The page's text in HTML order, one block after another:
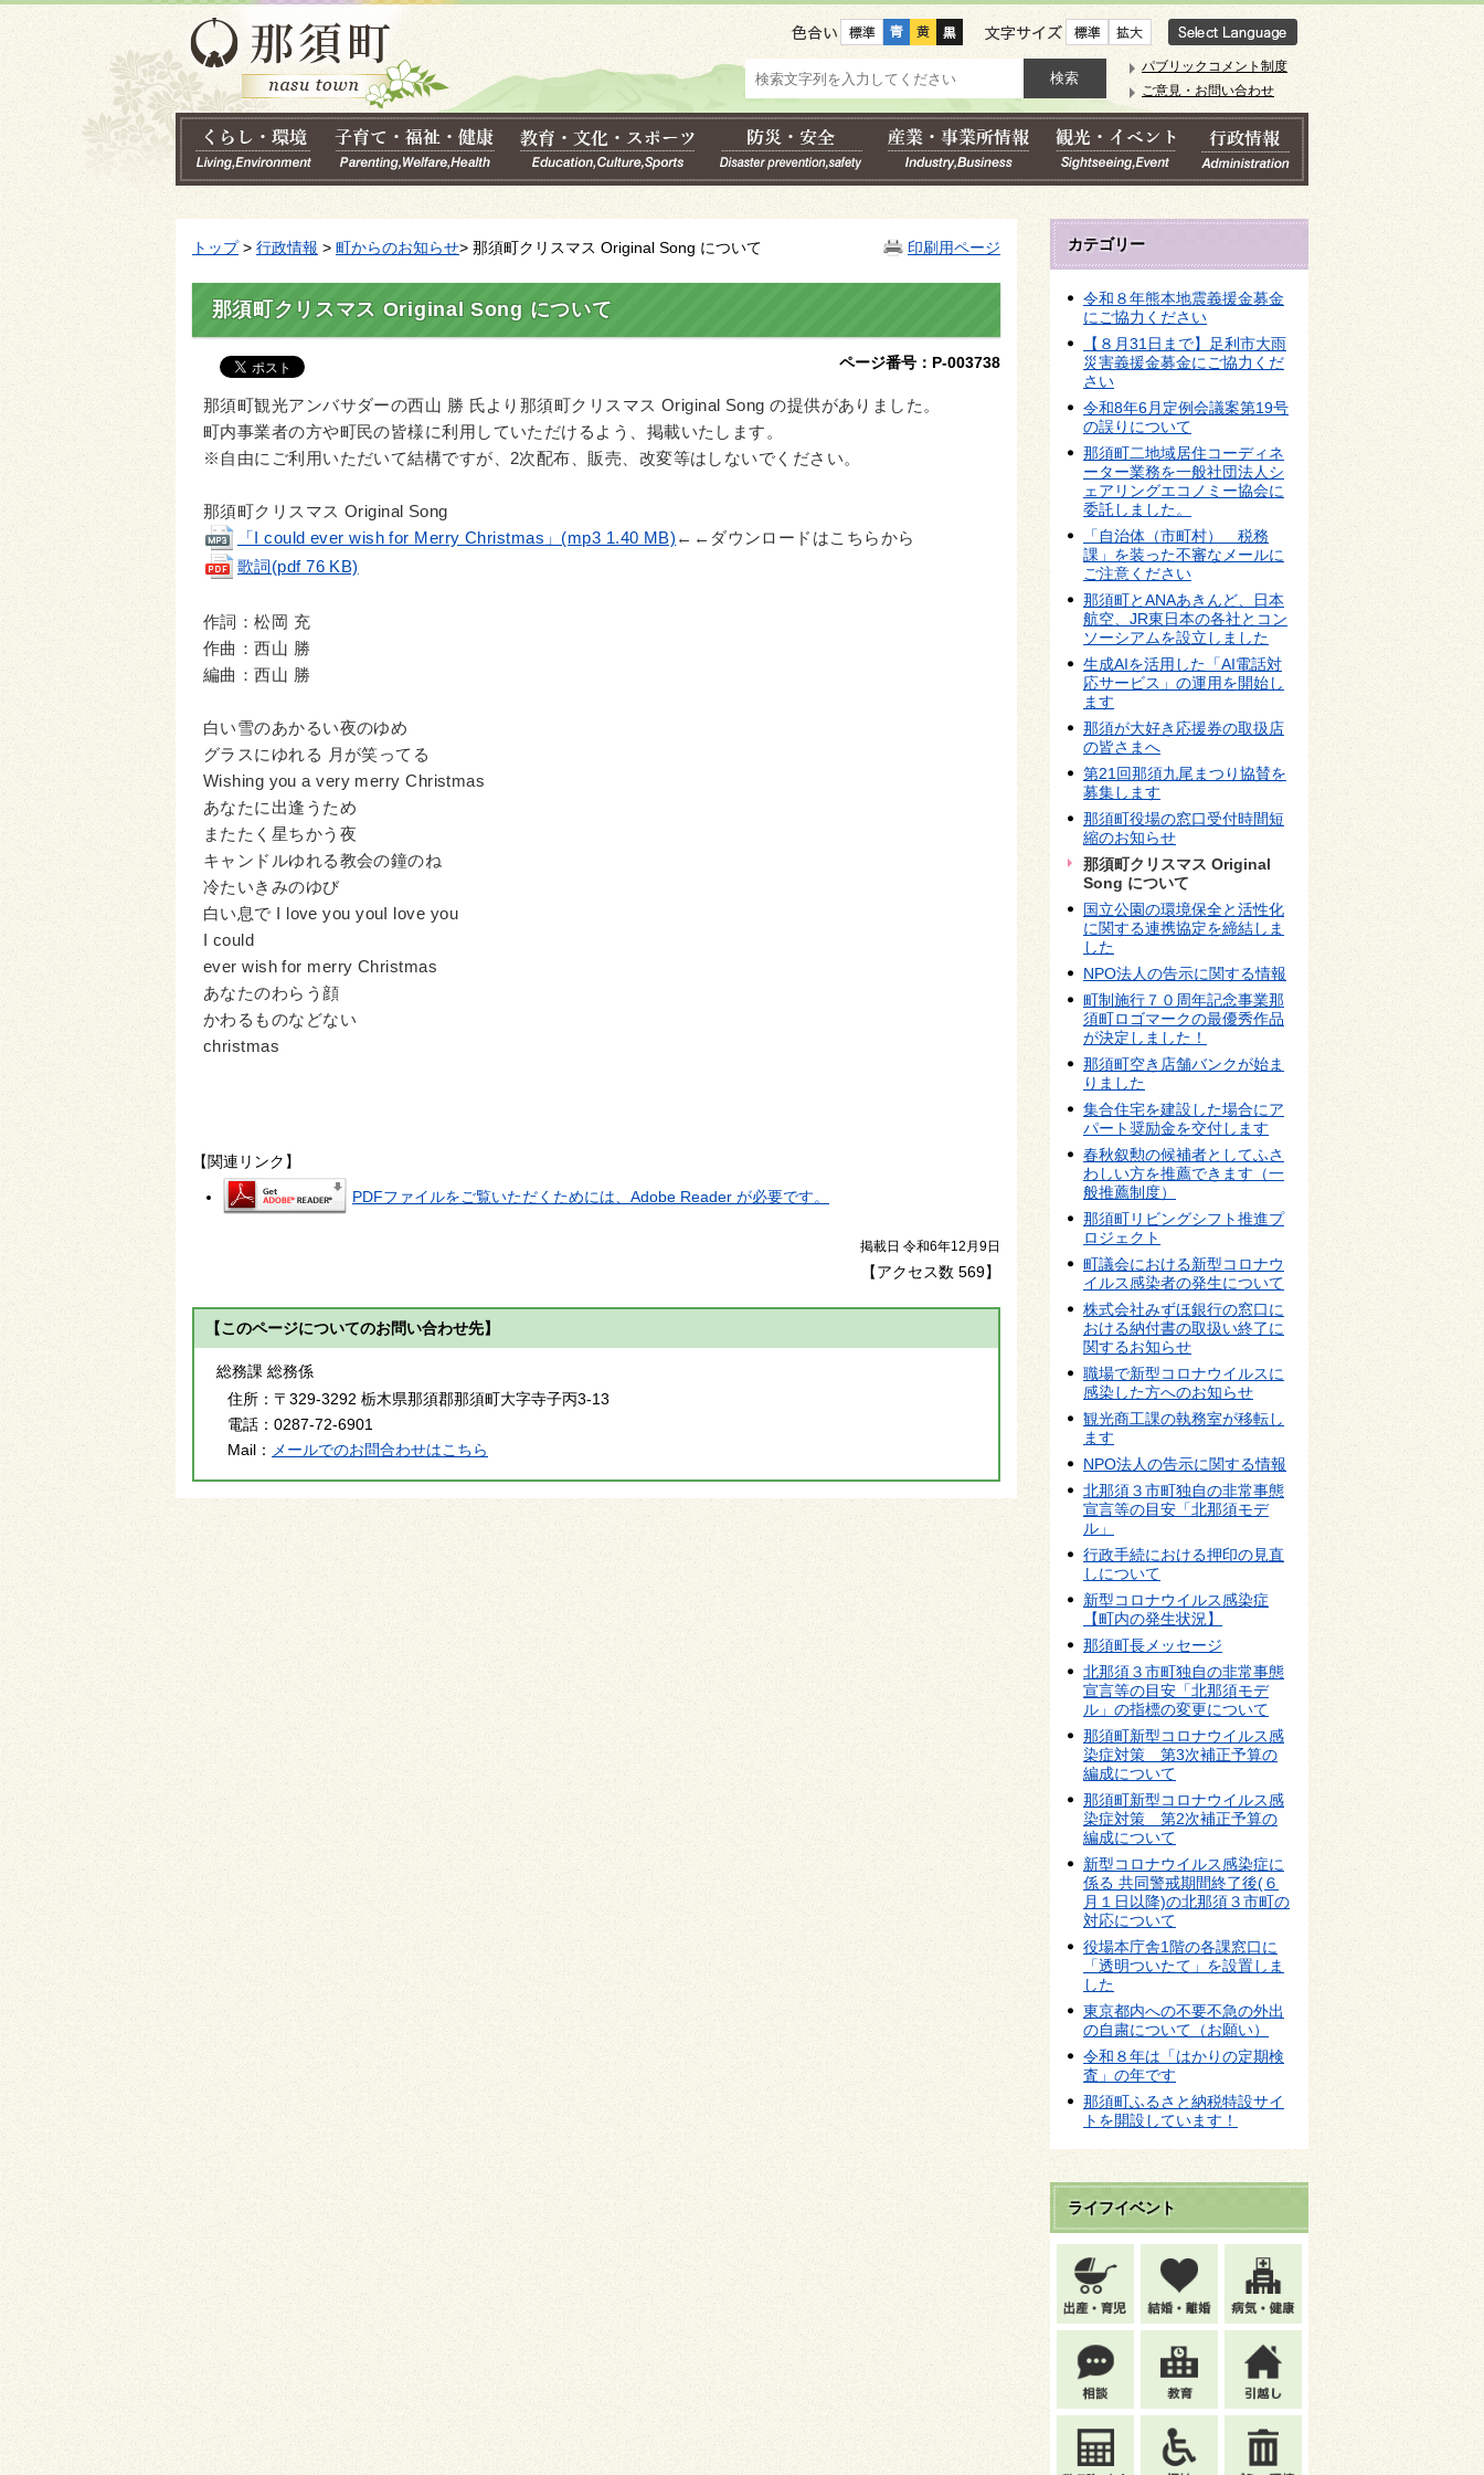
色合い 文字サイズ
パブリックコメント制度
ご意見・お問い合わせ
印刷用ページ
トップ> 行政情報 > 町からのお知らせ> 那須町クリスマス Original Song について
那須町クリスマス Original Song について
ページ番号：P-003738
那須町観光アンバサダーの西山 勝 氏より那須町クリスマス Original Song の提供がありました。
町内事業者の方や町民の皆様に利用していただけるよう、掲載いたします。
※自由にご利用いただいて結構ですが、2次配布、販売、改変等はしないでください。
那須町クリスマス Original Song
「I could ever wish for Merry Christmas」(mp3 1.40 MB) ←←ダウンロードはこちらから
歌詞(pdf 76 KB)
作詞：松岡 充
作曲：西山 勝
編曲：西山 勝
白い雪のあかるい夜のゆめ
グラスにゆれる 月が笑ってる
Wishing you a very merry Christmas
あなたに出逢うため
またたく星ちかう夜
キャンドルゆれる教会の鐘のね
冷たいきみのゆび
白い息で I love you youI love you
I could
ever wish for merry Christmas
あなたのわらう顔
かわるものなどない
christmas
【関連リンク】
PDFファイルをご覧いただくためには、Adobe Reader が必要です。
掲載日 令和6年12月9日
【アクセス数 569】
【このページについてのお問い合わせ先】
総務課 総務係
住所： 〒329-3292 栃木県那須郡那須町大字寺子丙3-13
電話： 0287-72-6901
Mail：
メールでのお問合わせはこちら
カテゴリー
令和８年熊本地震義援金募金
にご協力ください
【８月31日まで】足利市大雨
災害義援金募金にご協力くだ
さい
令和8年6月定例会議案第19号
の誤りについて
那須町二地域居住コーディネ
ーター業務を一般社団法人シ
ェアリングエコノミー協会に
委託しました。
「自治体（市町村） 税務
課」を装った不審なメールに
ご注意ください
那須町とANAあきんど、日本
航空、JR東日本の各社とコン
ソーシアムを設立しました
生成AIを活用した「AI電話対
応サービス」の運用を開始し
ます
那須が大好き応援券の取扱店
の皆さまへ
第21回那須九尾まつり協賛を
募集します
那須町役場の窓口受付時間短
縮のお知らせ
那須町クリスマス Original
Song について
国立公園の環境保全と活性化
に関する連携協定を締結しま
した
NPO法人の告示に関する情報
町制施行７０周年記念事業那
須町ロゴマークの最優秀作品
が決定しました！
那須町空き店舗バンクが始ま
りました
集合住宅を建設した場合にア
パート奨励金を交付します
春秋叙勲の候補者としてふさ
わしい方を推薦できます（一
般推薦制度）
那須町リビングシフト推進プ
ロジェクト
町議会における新型コロナウ
イルス感染者の発生について
株式会社みずほ銀行の窓口に
おける納付書の取扱い終了に
関するお知らせ
職場で新型コロナウイルスに
感染した方へのお知らせ
観光商工課の執務室が移転し
ます
NPO法人の告示に関する情報
北那須３市町独自の非常事態
宣言等の目安「北那須モデ
ル」
行政手続における押印の見直
しについて
新型コロナウイルス感染症
【町内の発生状況】
那須町長メッセージ
北那須３市町独自の非常事態
宣言等の目安「北那須モデ
ル」の指標の変更について
那須町新型コロナウイルス感
染症対策 第3次補正予算の
編成について
那須町新型コロナウイルス感
染症対策 第2次補正予算の
編成について
新型コロナウイルス感染症に
係る 共同警戒期間終了後(６
月１日以降)の北那須３市町の
対応について
役場本庁舎1階の各課窓口に
「透明ついたて」を設置しま
した
東京都内への不要不急の外出
の自粛について（お願い）
令和８年は「はかりの定期検
査」の年です
那須町ふるさと納税特設サイ
トを開設しています！
ライフイベント